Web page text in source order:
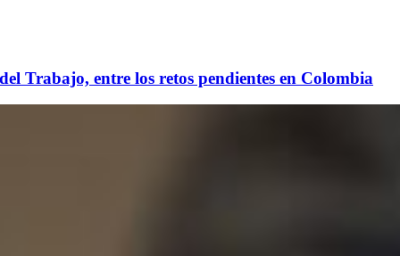
Trabajo, entre los retos pendientes en Colombia